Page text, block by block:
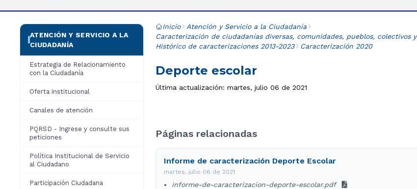
ATENCIÓN Y SERVICIO A LA
CIUDADANÍA
Estrategia de Relacionamiento
con la Ciudadanía
Oferta institucional
Canales de atención
PQRSD - Ingrese y consulte sus
peticiones
Política Institucional de Servicio
al Ciudadano
Participación Ciudadana
Inicio
Atención y Servicio a la Ciudadanía
Caracterización de ciudadanías diversas, comunidades, pueblos, colectivos
Histórico de caracterizaciones 2013-2023
Caracterización 2020
Deporte escolar
Última actualización: martes, julio 06 de 2021
Páginas relacionadas
Informe de caracterización Deporte Escolar
martes, julio 06 de 2021
informe-de-caracterizacion-deporte-escolar.pdf